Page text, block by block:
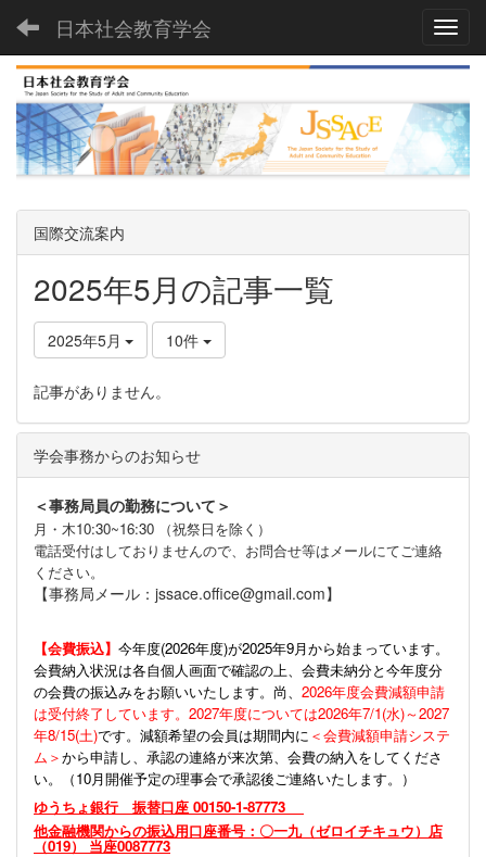
日本社会教育学会
国際交流案内
2025年5月の記事一覧
2025年5月 10件
記事がありません。
学会事務からのお知らせ
＜事務局員の勤務について＞
月・木10:30~16:30 （祝祭日を除く）
電話受付はしておりませんので、お問合せ等はメールにてご連絡
ください。
【事務局メール：jssace.office@gmail.com】
【会費振込】 今年度(2026年度)が2025年9月から始まっています。
会費納入状況は各自個人画面で確認の上、会費未納分と今年度分
の会費の振込みをお願いいたします。尚、 2026年度会費減額申請
は受付終了しています。2027年度については2026年7/1(水)～2027
年8/15(土)です。減額希望の会員は期間内に ＜会費減額申請システ
ム＞から申請し、承認の連絡が来次第、会費の納入をしてくださ
い。（10月開催予定の理事会で承認後ご連絡いたします。）
ゆうちょ銀行 振替口座 00150-1-87773
他金融機関からの振込用口座番号：〇一九（ゼロイチキュウ）店
（019） 当座0087773